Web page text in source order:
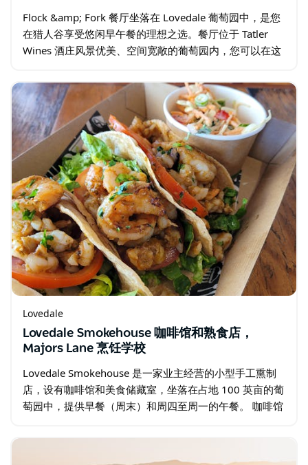
Flock &amp; Fork 餐厅坐落在 Lovedale 葡萄园中，是您
在猎人谷享受悠闲早午餐的理想之选。餐厅位于 Tatler
Wines 酒庄风景优美、空间宽敞的葡萄园内，您可以在这
Lovedale
Lovedale Smokehouse 咖啡馆和熟食店，
Majors Lane 烹饪学校
Lovedale Smokehouse 是一家业主经营的小型手工熏制
店，设有咖啡馆和美食储藏室，坐落在占地 100 英亩的葡
萄园中，提供早餐（周末）和周四至周一的午餐。 咖啡馆